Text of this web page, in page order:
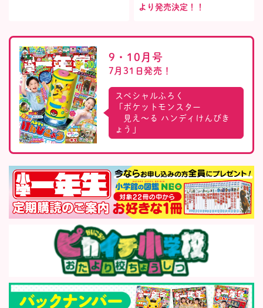
より発売決定！！
9・10月号
7月31日発売！
スペシャルふろく
「ポケットモンスター
見え〜る ハンディけんびき
ょう」